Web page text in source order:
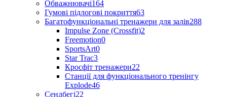
Обважнювачі164
Гумові підлогові покриття63
Багатофункціональні тренажери для залів288
Impulse Zone (Crossfit)2
Freemotion0
SportsArt0
Star Trac3
Кросфіт тренажери22
Станції для функціонального тренінгу
Explode46
Сендбегі22